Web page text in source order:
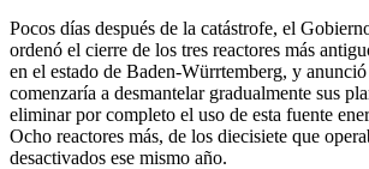
Pocos días después de la catástrofe, el
ordenó el cierre de los tres reactores más
en el estado de Baden-Würrtemberg, y
comenzaría a desmantelar gradualmente sus
eliminar por completo el uso de esta fuente
Ocho reactores más, de los diecisiete que
desactivados ese mismo año.